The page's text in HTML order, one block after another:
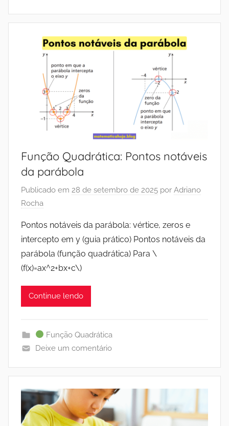
Função Quadrática: Pontos notáveis
da parábola
Publicado em 28 de setembro de 2025 por Adriano
Rocha
Pontos notáveis da parábola: vértice, zeros e
intercepto em y (guia prático) Pontos notáveis da
parábola (função quadrática) Para \
(f(x)=ax^2+bx+c\)
Continue lendo
Função Quadrática
Deixe um comentário